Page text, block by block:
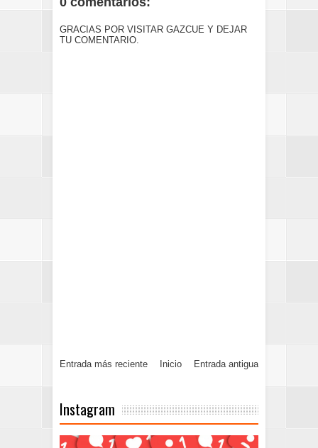
GRACIAS POR VISITAR GAZCUE Y DEJAR
TU COMENTARIO.
Entrada más reciente Entrada antigua
Inicio
Instagram